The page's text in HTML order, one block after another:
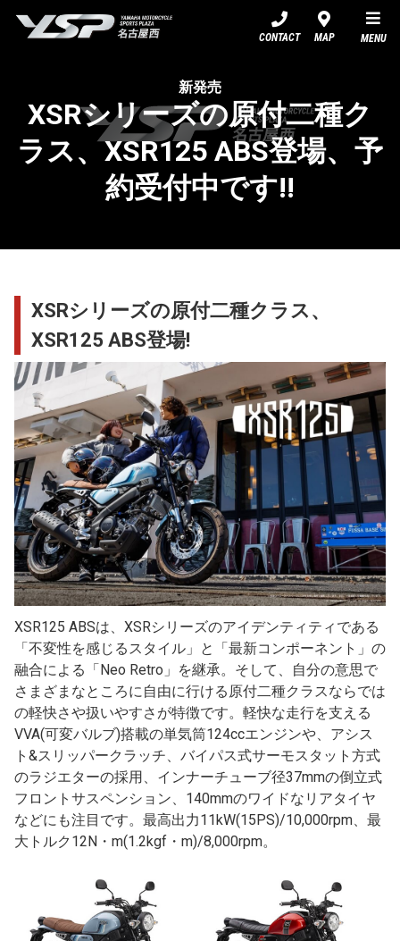
CONTACT MAP MENU
新発売
XSRシリーズの原付二種ク
ラス、XSR125 ABS登場、予
約受付中です!!
XSRシリーズの原付二種クラス、
XSR125 ABS登場!
XSR125 ABSは、XSRシリーズのアイデンティティである
「不変性を感じるスタイル」と「最新コンポーネント」の
融合による「Neo Retro」を継承。そして、自分の意思で
さまざまなところに自由に行ける原付二種クラスならでは
の軽快さや扱いやすさが特徴です。軽快な走行を支える
VVA(可変バルブ)搭載の単気筒124ccエンジンや、アシス
ト&スリッパークラッチ、バイパス式サーモスタット方式
のラジエターの採用、インナーチューブ径37mmの倒立式
フロントサスペンション、140mmのワイドなリアタイヤ
などにも注目です。最高出力11kW(15PS)/10,000rpm、最
大トルク12N・m(1.2kgf・m)/8,000rpm。